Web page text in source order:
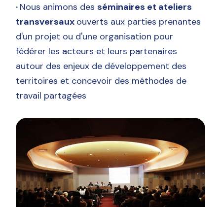
· Nous animons desséminaires et ateliers
transversaux ouverts aux parties prenantes
d'un projet ou d'une organisation pour
fédérer les acteurs et leurs partenaires
autour des enjeux de développement des
territoires et concevoir des méthodes de
travail partagées